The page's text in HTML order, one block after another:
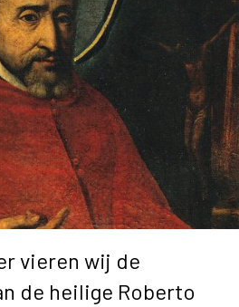
vieren wij de
de heilige Roberto